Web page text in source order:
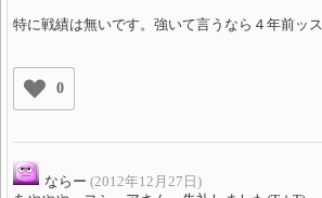
特に戦績は無いです。強いて言うなら４年前ッス
0
ならー (2012年12月27日)